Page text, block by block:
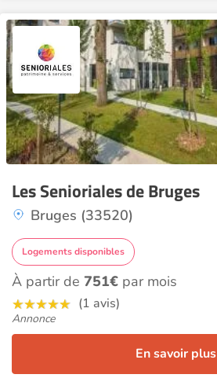
Les Senioriales de Bruges
Bruges (33520)
Logements disponibles
À partir de 751€ par mois
(1 avis)
Annonce
En savoir plus